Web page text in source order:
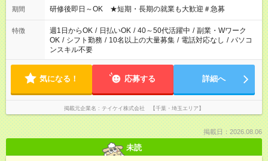
期間 研修後即日～OK ★短期・長期の就業も大歓迎＃急募
特徴 週1日からOK / 日払いOK / 40～50代活躍中 / 副業・Wワーク
OK / シフト勤務 / 10名以上の大量募集 / 電話対応なし / パソコ
ンスキル不要
気になる！ 応募する 詳細へ
掲載元企業名 テイケイ株式会社 【千葉・埼玉エリア】
掲載日：2026.08.06
未読